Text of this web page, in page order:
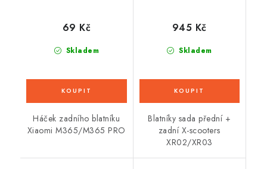
Skladem
69 Kč
Háček zadního blatníku
Xiaomi M365/M365 PRO
Skladem
945 Kč
Blatníky sada přední +
zadní X-scooters
XR02/XR03